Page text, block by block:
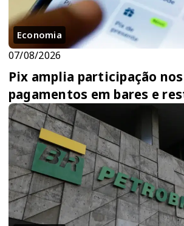
Economia
07/08/2026
Pix amplia participação nos
pagamentos em bares e